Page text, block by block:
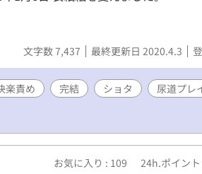
文字数 7,437 最終更新日 2020.4.3
楽責め 完結 ショタ
尿道プレ
お気に入り : 109 24h.ポイント